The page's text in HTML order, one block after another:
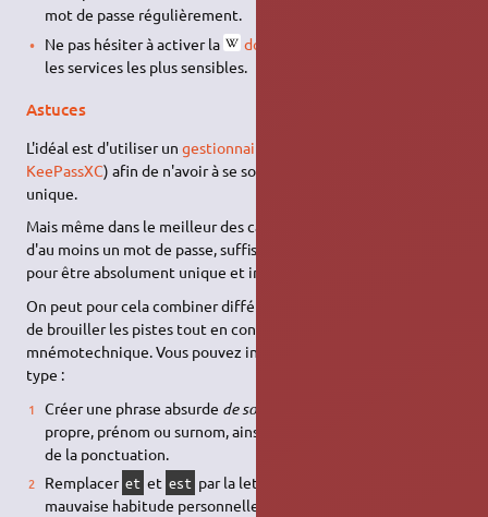
mot de passe régulièrement.
Ne pas hésiter à activer la
double authentification
les services les plus sensibles.
Astuces
L'idéal est d'utiliser ungestionnaire de mot de passe
KeePassXC) afin de n'avoir à se souvenir que d'un mot de passe
unique.
Mais même dans le meilleur des cas il faut toujours se souvenir
d'au moins un mot de passe, suffisamment long et complexe
pour être absolument unique et impossible à deviner !
On peut pour cela combiner différentes méthodes permettant
de brouiller les pistes tout en conservant une logique
mnémotechnique. Vous pouvez inventer une technique du
type :
Créer une phrase absurde de son invention
propre, prénom ou surnom, ainsi qu'au moins un nombre et
de la ponctuation.
Remplacer et et est par la lettre
mauvaise habitude personnelle…